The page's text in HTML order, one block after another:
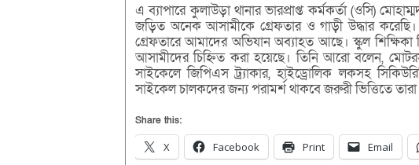
এ ব্যাপারে কুলাউড়া থানার ভারপ্রাপ্ত কর্মকর্তা (ওসি)
জড়িত অনেক আসামীকে গ্রেফতার ও গাড়ী উদ্ধার
গ্রেফতারে আমাদের অভিযান অব্যাহত আছে। স্কুল
আসামীদের চিহ্নিত করা হয়েছে। তিনি আরো বলেন,
সাইকেলে জিপিএস ট্র্যাকার, হাইড্রোলিক লকসহ
সাইকেল চালকদের জন্য পরামর্শ থাকবে জরুরী ভিত্তিতে
Share this:
X Facebook Print Email